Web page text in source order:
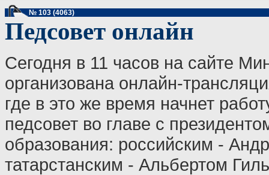
№ 103 (4063)
Педсовет онлайн
Сегодня в 11 часов на сайте
организована онлайн-
где в это же время начнет
педсовет во главе с
образования: российским -
татарстанским - Альбертом